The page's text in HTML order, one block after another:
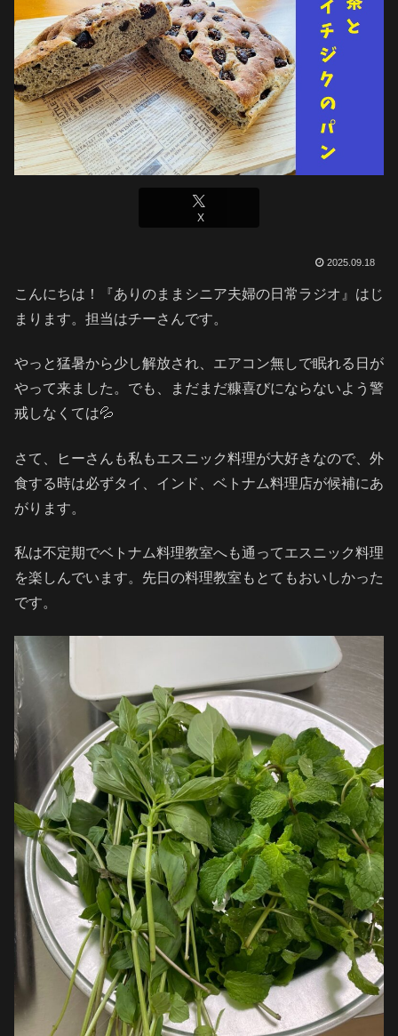
X
2025.09.18
こんにちは！『ありのままシニア夫婦の日常ラジオ』はじ
まります。担当はチーさんです。
やっと猛暑から少し解放され、エアコン無しで眠れる日が
やって来ました。でも、まだまだ糠喜びにならないよう警
戒しなくては💦
さて、ヒーさんも私もエスニック料理が大好きなので、外
食する時は必ずタイ、インド、ベトナム料理店が候補にあ
がります。
私は不定期でベトナム料理教室へも通ってエスニック料理
を楽しんでいます。先日の料理教室もとてもおいしかった
です。